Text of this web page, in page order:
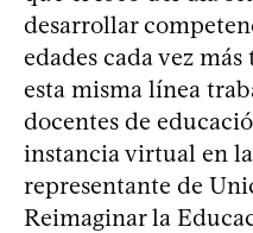
desarrollar
edades cada vez
esta misma línea
docentes de
instancia virtual en
representante de
Reimaginar la